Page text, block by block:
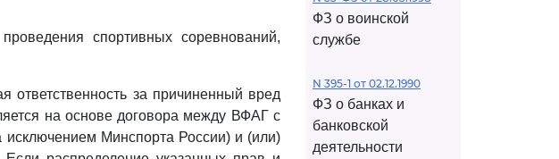
спортивных соревнований,
ответственность за причиненный вред
на основе договора между ВФАГ с
Минспорта России) и (или)
ФЗ о воинской
службе
N 395-1 от 02.12.1990
ФЗ о банках и
банковской
деятельности